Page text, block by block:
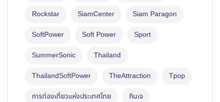
Rockstar SiamCenter Siam Paragon
SoftPower Soft Power Sport
SummerSonic Thailand
ThailandSoftPower TheAttraction Tpop
การท่องเที่ยวแห่งประเทศไทย กินเจ